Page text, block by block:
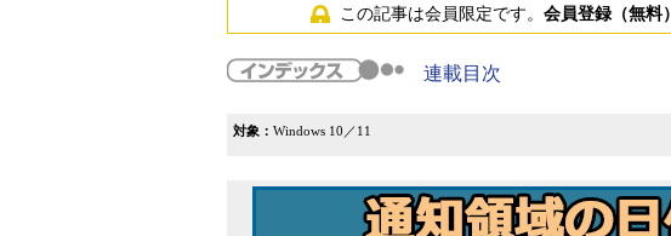
この記事は会員限定です。 会員登録（無料）
連載目次
対象： Windows 10／11